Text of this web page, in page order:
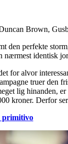
Brown,
den perfekte
nærmest identisk
for alvor
truer den
lig hinanden,
kroner. Derfor
primitivo